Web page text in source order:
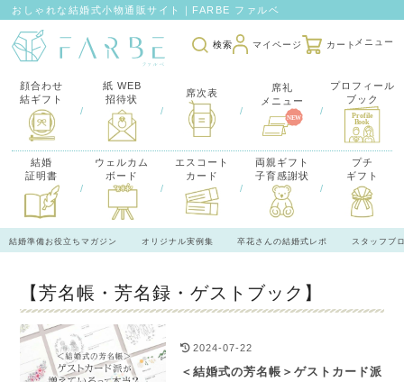
おしゃれな結婚式小物通販サイト｜FARBE ファルベ
検索 マイページ カート
顔合わせ
結ギフト
/
紙 WEB
招待状
/
席次表
/
席礼
メニュー
/
プロフィール
ブック
結婚
証明書
/
ウェルカム
ボード
/
エスコート
カード
/
両親ギフト
子育感謝状
/
プチ
ギフト
結婚準備お役立ちマガジン オリジナル実例集 卒花さんの結婚式レポ スタッフブ
【芳名帳・芳名録・ゲストブック】
2024-07-22
＜結婚式の芳名帳＞ゲストカード派